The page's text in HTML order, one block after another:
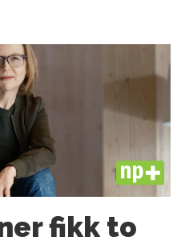
PLUS
fikk to